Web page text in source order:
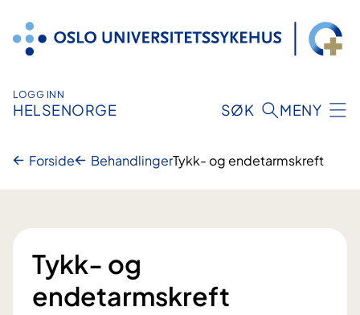
innhold
LOGG INN
HELSENORGE SØK MENY
Forside BehandlingerTykk- og endetarmskreft
Tykk- og
endetarmskreft